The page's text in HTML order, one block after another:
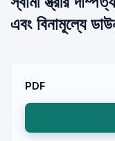
এবং বিনামূল্যে
PDF